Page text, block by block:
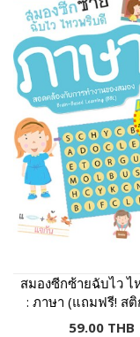
สมองซีกซ้ายฉับไว ไ
: ภาษา (แถมฟรี! สติ
59.00 THB